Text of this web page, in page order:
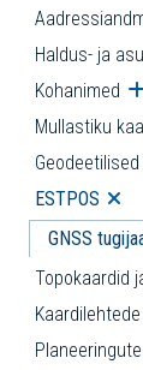
Haldus- ja
Kohanimed
Mullastiku
ESTPOS
GNSS
Topokaardid